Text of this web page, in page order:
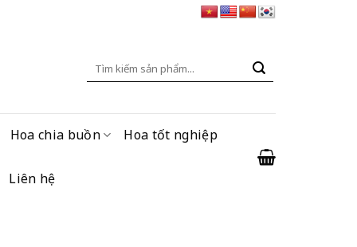
Tìm
Hoa chia buồn Hoa tốt nghiệp
Liên hệ